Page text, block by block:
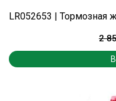
LR052653 | Тормозная
2